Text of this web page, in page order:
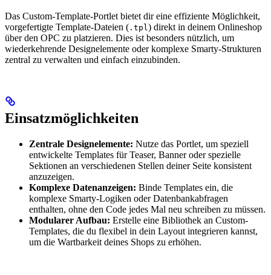
Das Custom-Template-Portlet bietet dir eine effiziente Möglichkeit,
vorgefertigte Template-Dateien ( .tpl ) direkt in deinem Onlineshop
über den OPC zu platzieren. Dies ist besonders nützlich, um
wiederkehrende Designelemente oder komplexe Smarty-Strukturen
zentral zu verwalten und einfach einzubinden.
Einsatzmöglichkeiten
Zentrale Designelemente: Nutze das Portlet, um speziell
entwickelte Templates für Teaser, Banner oder spezielle
Sektionen an verschiedenen Stellen deiner Seite konsistent
anzuzeigen.
Komplexe Datenanzeigen: Binde Templates ein, die
komplexe Smarty-Logiken oder Datenbankabfragen
enthalten, ohne den Code jedes Mal neu schreiben zu müssen.
Modularer Aufbau: Erstelle eine Bibliothek an Custom-
Templates, die du flexibel in dein Layout integrieren kannst,
um die Wartbarkeit deines Shops zu erhöhen.